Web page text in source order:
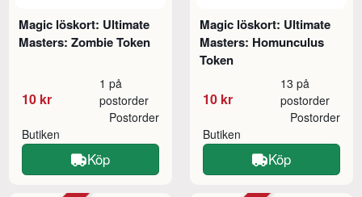
Magic löskort: Ultimate
Masters: Zombie Token
10 kr
1 på
postorder
Butiken
Postorder
Köp
Magic löskort: Ultimate
Masters: Homunculus
Token
10 kr
13 på
postorder
Butiken
Postorder
Köp